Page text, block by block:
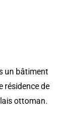
un bâtiment
résidence de
ottoman.